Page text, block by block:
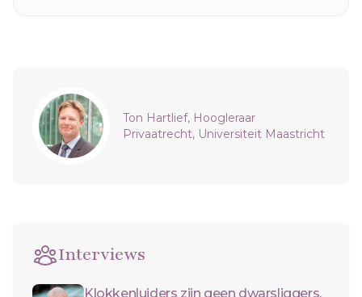
Sidebar
Ton Hartlief, Hoogleraar
Privaatrecht, Universiteit Maastricht
Interviews
Klokkenluiders zijn geen dwarsliggers,